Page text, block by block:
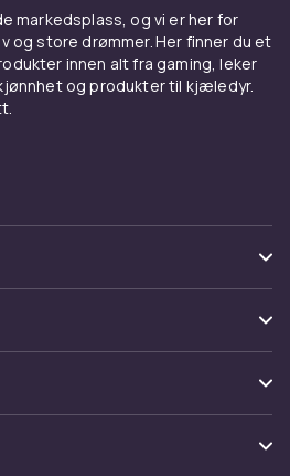
markedsplass, og vi er her for
og store drømmer. Her finner du et
innen alt fra gaming, leker
og produkter til kjæledyr.